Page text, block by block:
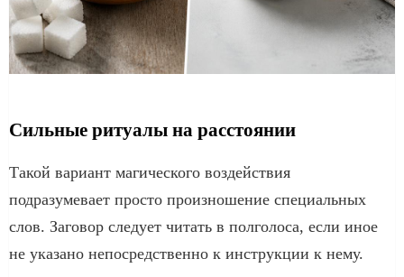
Сильные ритуалы на расстоянии
Такой вариант магического воздействия
подразумевает просто произношение специальных
слов. Заговор следует читать в полголоса, если иное
не указано непосредственно к инструкции к нему.